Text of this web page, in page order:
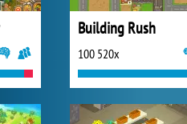
Building Rush
100 520x